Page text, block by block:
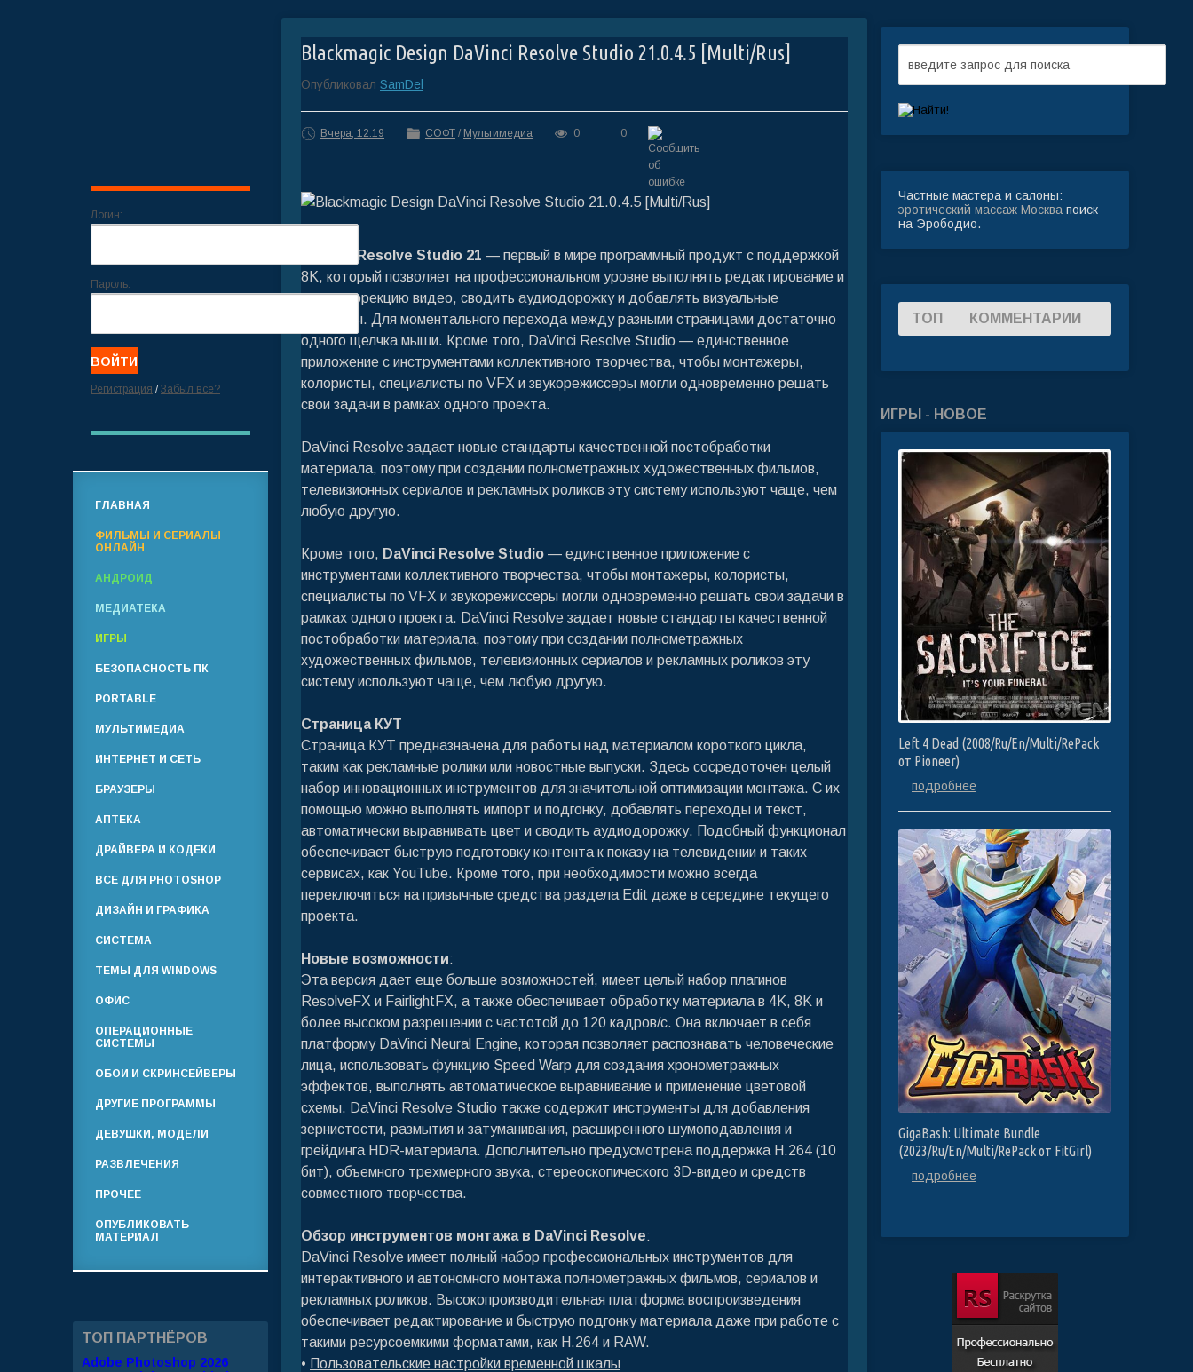
Blackmagic Design DaVinci Resolve Studio 21.0.4.5 [Multi/Rus]
Опубликовал SamDel
Вчера, 12:19 СОФТ / Мультимедиа 0 0
DaVinci Resolve Studio 21 — первый в мире программный продукт с поддержкой
8K, который позволяет на профессиональном уровне выполнять редактирование и
цветокоррекцию видео, сводить аудиодорожку и добавлять визуальные
эффекты. Для моментального перехода между разными страницами достаточно
одного щелчка мыши. Кроме того, DaVinci Resolve Studio — единственное
приложение с инструментами коллективного творчества, чтобы монтажеры,
колористы, специалисты по VFX и звукорежиссеры могли одновременно решать
свои задачи в рамках одного проекта.
DaVinci Resolve задает новые стандарты качественной постобработки
материала, поэтому при создании полнометражных художественных фильмов,
телевизионных сериалов и рекламных роликов эту систему используют чаще, чем
любую другую.
Кроме того, DaVinci Resolve Studio — единственное приложение с
инструментами коллективного творчества, чтобы монтажеры, колористы,
специалисты по VFX и звукорежиссеры могли одновременно решать свои задачи в
рамках одного проекта. DaVinci Resolve задает новые стандарты качественной
постобработки материала, поэтому при создании полнометражных
художественных фильмов, телевизионных сериалов и рекламных роликов эту
систему используют чаще, чем любую другую.
Страница КУТ
Страница КУТ предназначена для работы над материалом короткого цикла,
таким как рекламные ролики или новостные выпуски. Здесь сосредоточен целый
набор инновационных инструментов для значительной оптимизации монтажа. С их
помощью можно выполнять импорт и подгонку, добавлять переходы и текст,
автоматически выравнивать цвет и сводить аудиодорожку. Подобный функционал
обеспечивает быструю подготовку контента к показу на телевидении и таких
сервисах, как YouTube. Кроме того, при необходимости можно всегда
переключиться на привычные средства раздела Edit даже в середине текущего
проекта.
Новые возможности:
Эта версия дает еще больше возможностей, имеет целый набор плагинов
ResolveFX и FairlightFX, а также обеспечивает обработку материала в 4K, 8K и
более высоком разрешении с частотой до 120 кадров/с. Она включает в себя
платформу DaVinci Neural Engine, которая позволяет распознавать человеческие
лица, использовать функцию Speed Warp для создания хронометражных
эффектов, выполнять автоматическое выравнивание и применение цветовой
схемы. DaVinci Resolve Studio также содержит инструменты для добавления
зернистости, размытия и затуманивания, расширенного шумоподавления и
грейдинга HDR-материала. Дополнительно предусмотрена поддержка H.264 (10
бит), объемного трехмерного звука, стереоскопического 3D-видео и средств
совместного творчества.
Обзор инструментов монтажа в DaVinci Resolve:
DaVinci Resolve имеет полный набор профессиональных инструментов для
интерактивного и автономного монтажа полнометражных фильмов, сериалов и
рекламных роликов. Высокопроизводительная платформа воспроизведения
обеспечивает редактирование и быструю подгонку материала даже при работе с
такими ресурсоемкими форматами, как H.264 и RAW.
• Пользовательские настройки временной шкалы
Логин:
Пароль:
Регистрация /Забыл все?
ГЛАВНАЯ
ФИЛЬМЫ И СЕРИАЛЫ
ОНЛАЙН
АНДРОИД
МЕДИАТЕКА
ИГРЫ
БЕЗОПАСНОСТЬ ПК
PORTABLE
МУЛЬТИМЕДИА
ИНТЕРНЕТ И СЕТЬ
БРАУЗЕРЫ
АПТЕКА
ДРАЙВЕРА И КОДЕКИ
ВСЕ ДЛЯ PHOTOSHOP
ДИЗАЙН И ГРАФИКА
СИСТЕМА
ТЕМЫ ДЛЯ WINDOWS
ОФИС
ОПЕРАЦИОННЫЕ
СИСТЕМЫ
ОБОИ И СКРИНСЕЙВЕРЫ
ДРУГИЕ ПРОГРАММЫ
ДЕВУШКИ, МОДЕЛИ
РАЗВЛЕЧЕНИЯ
ПРОЧЕЕ
ОПУБЛИКОВАТЬ
МАТЕРИАЛ
ТОП ПАРТНЁРОВ
Adobe Photoshop 2026
Частные мастера и салоны:
эротический массаж Москва поиск
на Эрободио.
ТОП КОММЕНТАРИИ
ИГРЫ - НОВОЕ
Left 4 Dead (2008/Ru/En/Multi/RePack
от Pioneer)
подробнее
GigaBash: Ultimate Bundle
(2023/Ru/En/Multi/RePack от FitGirl)
подробнее